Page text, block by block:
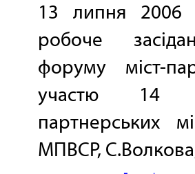
13 липня 2006
робоче
форуму міст-
участю 14
партнерських
МПВСР,